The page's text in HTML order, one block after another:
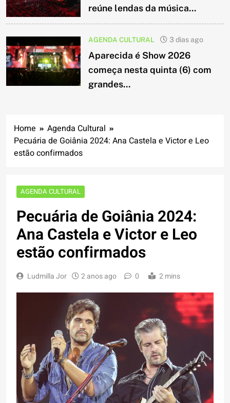
reúne lendas da música...
AGENDA CULTURAL 3 dias ago
Aparecida é Show 2026
começa nesta quinta (6) com
grandes...
Home
Agenda Cultural
Pecuária de Goiânia 2024: Ana Castela e Victor e Leo
estão confirmados
AGENDA CULTURAL
Pecuária de Goiânia 2024:
Ana Castela e Victor e Leo
estão confirmados
Ludmilla Jor 2 anos ago 0 2 mins